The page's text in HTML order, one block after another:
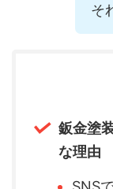
そ
鈑金塗
な理由